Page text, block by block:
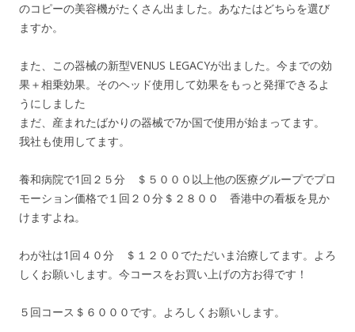
のコピーの美容機がたくさん出ました。あなたはどちらを選び
ますか。
また、この器械の新型VENUS LEGACYが出ました。今までの効
果＋相乗効果。そのヘッド使用して効果をもっと発揮できるよ
うにしました
まだ、産まれたばかりの器械で7か国で使用が始まってます。
我社も使用してます。
養和病院で1回２５分 ＄５０００以上他の医療グループでプロ
モーション価格で１回２０分＄２８００ 香港中の看板を見か
けますよね。
わが社は1回４０分 ＄１２００でただいま治療してます。よろ
しくお願いします。今コースをお買い上げの方お得です！
５回コース＄６０００です。よろしくお願いします。